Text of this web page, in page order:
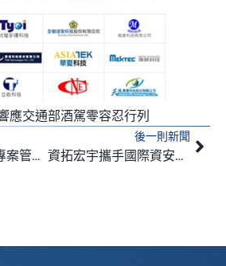
應交通部酒駕零容忍行列
資拓宏宇成立「專案管理品質精進推動小組」
後一則新聞
資拓宏宇攜手國際資安專家 圓滿舉辦2018 IISI資安論壇
下